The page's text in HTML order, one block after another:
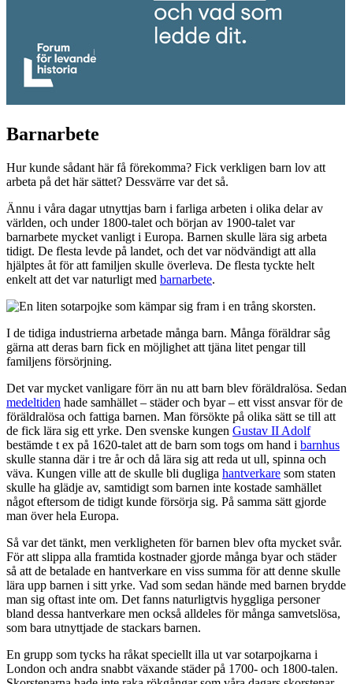
Barnarbete
Hur kunde sådant här få förekomma? Fick verkligen barn lov att
arbeta på det här sättet? Dessvärre var det så.
Ännu i våra dagar utnyttjas barn i farliga arbeten i olika delar av
världen, och under 1800-talet och början av 1900-talet var
barnarbete mycket vanligt i Europa. Barnen skulle lära sig arbeta
tidigt. De flesta levde på landet, och det var nödvändigt att alla
hjälptes åt för att familjen skulle överleva. De flesta tyckte helt
enkelt att det var naturligt med barnarbete.
I de tidiga industrierna arbetade många barn. Många föräldrar såg
gärna att deras barn fick en möjlighet att tjäna litet pengar till
familjens försörjning.
Det var mycket vanligare förr än nu att barn blev föräldralösa. Sedan
medeltiden hade samhället – städer och byar – ett visst ansvar för de
föräldralösa och fattiga barnen. Man försökte på olika sätt se till att
de fick lära sig ett yrke. Den svenske kungen Gustav II Adolf
bestämde t ex på 1620-talet att de barn som togs om hand i barnhus
skulle stanna där i tre år och då lära sig att reda ut ull, spinna och
väva. Kungen ville att de skulle bli dugliga hantverkare som staten
skulle ha glädje av, samtidigt som barnen inte kostade samhället
något eftersom de tidigt kunde försörja sig. På samma sätt gjorde
man över hela Europa.
Så var det tänkt, men verkligheten för barnen blev ofta mycket svår.
För att slippa alla framtida kostnader gjorde många byar och städer
så att de betalade en hantverkare en viss summa för att denne skulle
lära upp barnen i sitt yrke. Vad som sedan hände med barnen brydde
man sig oftast inte om. Det fanns naturligtvis hyggliga personer
bland dessa hantverkare men också alldeles för många samvetslösa,
som bara utnyttjade de stackars barnen.
En grupp som tycks ha råkat speciellt illa ut var sotarpojkarna i
London och andra snabbt växande städer på 1700- och 1800-talen.